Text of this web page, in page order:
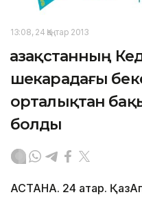
13:08, 24 Қаңтар 2013
Қазақстанның
шекарадағы
орталықтан
болды
АСТАНА. 24 қатар.